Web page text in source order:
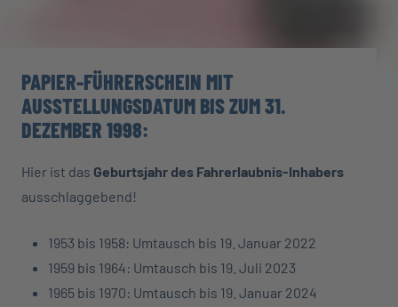
PAPIER-FÜHRERSCHEIN MIT
AUSSTELLUNGSDATUM BIS ZUM 31.
DEZEMBER 1998:
Hier ist das Geburtsjahr des Fahrerlaubnis-Inhabers
ausschlaggebend!
1953 bis 1958: Umtausch bis 19. Januar 2022
1959 bis 1964: Umtausch bis 19. Juli 2023
1965 bis 1970: Umtausch bis 19. Januar 2024